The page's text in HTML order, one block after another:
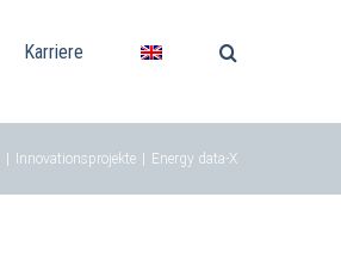
Karriere
Innovationsprojekte Energy data-X